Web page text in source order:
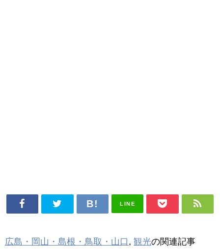
LINE
広島・岡山・島根・鳥取・山口 , 観光の関連記事